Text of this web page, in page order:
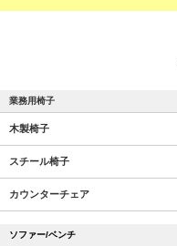
業務用椅子
木製椅子
スチール椅子
カウンターチェア
ソファー/ベンチ